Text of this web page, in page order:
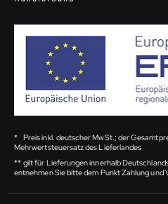
* Preis inkl. deutscher MwSt.; der
Mehrwertsteuersatz des Lieferlandes
** gilt für Lieferungen innerhalb
entnehmen Sie bitte dem Punkt Zahlung und